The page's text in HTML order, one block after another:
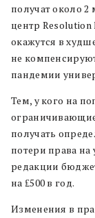
получат около 2
центр Resolution
окажутся в
не
пандемии
Тем, у кого на
получать
потери права
редакции
на ₤500 в год.
Изменения в